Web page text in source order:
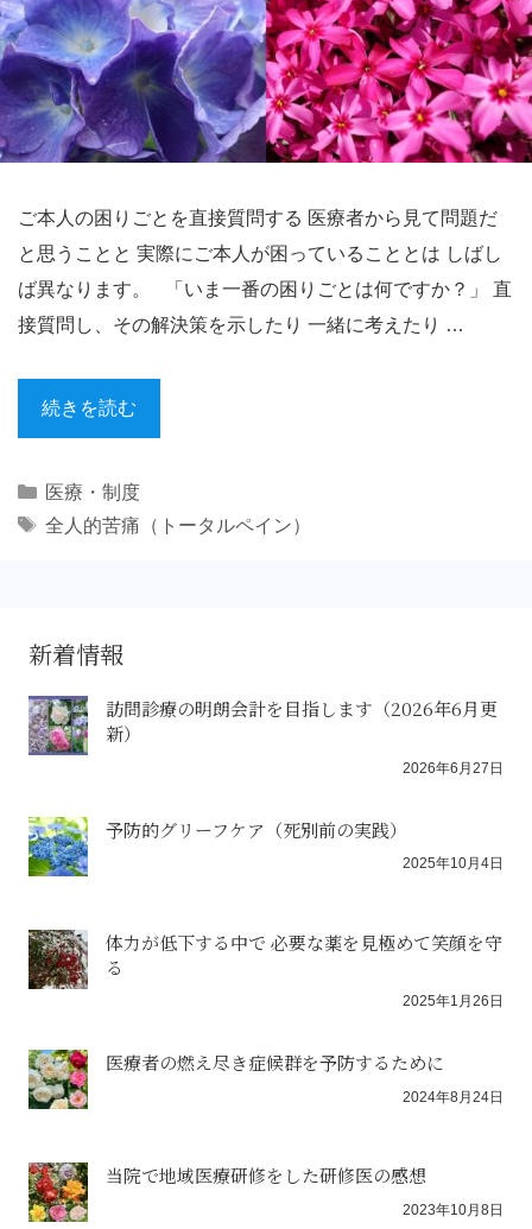
ご本人の困りごとを直接質問する 医療者から見て問題だ
と思うことと 実際にご本人が困っていることとは しばし
ば異なります。 「いま一番の困りごとは何ですか？」 直
接質問し、その解決策を示したり 一緒に考えたり …
続きを読む
Categories
医療・制度
Tags
全人的苦痛（トータルペイン）
新着情報
訪問診療の明朗会計を目指します（2026年6月更
新）
2026年6月27日
予防的グリーフケア（死別前の実践）
2025年10月4日
体力が低下する中で 必要な薬を見極めて笑顔を守
る
2025年1月26日
医療者の燃え尽き症候群を予防するために
2024年8月24日
当院で地域医療研修をした研修医の感想
2023年10月8日